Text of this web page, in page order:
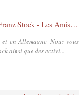
Les Amis de Franz Stock - Les Amis de Franz Stock
en Allemagne. Nous vous
ainsi que des activi...